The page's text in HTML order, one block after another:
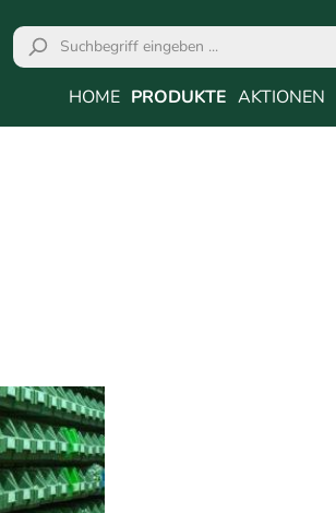
HOME PRODUKTE AKTIONEN